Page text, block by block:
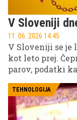
V Sloveniji
11. 06. 2026 14.45
V Sloveniji se je
kot leto prej.
parov, podatki
parov, šest
TEHNOLOGIJA